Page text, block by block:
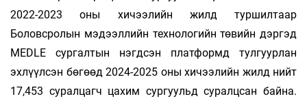
2022-2023 оны хичээлийн жилд туршилтаар
Боловсролын мэдээллийн технологийн төвийн дэргэд
MEDLE сургалтын нэгдсэн платформд тулгуурлан
эхлүүлсэн бөгөөд 2024-2025 оны хичээлийн жилд нийт
17,453 суралцагч цахим сургуульд суралцсан байна.